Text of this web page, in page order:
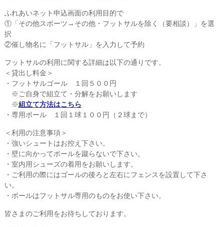
ふれあいネット申込画面の利用目的で
①「その他スポーツ→その他・フットサルを除く（要相談）」を選
択
②催し物名に「フットサル」を入力して予約
フットサルの利用に関する詳細は以下の通りです。
＜貸出し料金＞
・フットサルゴール １回５００円
※ご自身で組立て・分解をお願いします
※組立て方法はこちら
・専用ボール １回１球１００円（２球まで）
＜利用の注意事項＞
・強いシュートはお控え下さい。
・壁に向かってボールを蹴らないで下さい。
・室内用シューズの着用をお願いします。
・ご利用の際にはゴールの後ろと左右にフェンスを設置して下さ
い。
・ボールはフットサル専用のものをお使い下さい。
皆さまのご利用をお待ちしております。